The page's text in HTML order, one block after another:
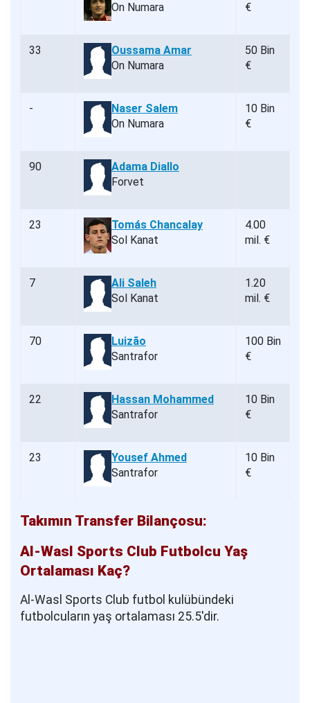
On Numara
€
33
Oussama Amar
On Numara
50 Bin
€
-
Naser Salem
On Numara
10 Bin
€
90
Adama Diallo
Forvet
23
Tomás Chancalay
Sol Kanat
4.00
mil. €
7
Ali Saleh
Sol Kanat
1.20
mil. €
70
Luizão
Santrafor
100 Bin
€
22
Hassan Mohammed
Santrafor
10 Bin
€
23
Yousef Ahmed
Santrafor
10 Bin
€
Takımın Transfer Bilançosu:
Al-Wasl Sports Club Futbolcu Yaş
Ortalaması Kaç?
Al-Wasl Sports Club futbol kulübündeki
futbolcuların yaş ortalaması 25.5'dir.